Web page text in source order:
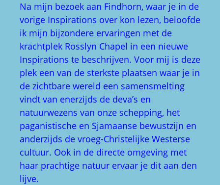
Na mijn bezoek aan Findhorn, waar je in de
vorige Inspirations over kon lezen, beloofde
ik mijn bijzondere ervaringen met de
krachtplek Rosslyn Chapel in een nieuwe
Inspirations te beschrijven. Voor mij is deze
plek een van de sterkste plaatsen waar je in
de zichtbare wereld een samensmelting
vindt van enerzijds de deva’s en
natuurwezens van onze schepping, het
paganistische en Sjamaanse bewustzijn en
anderzijds de vroeg-Christelijke Westerse
cultuur. Ook in de directe omgeving met
haar prachtige natuur ervaar je dit aan den
lijve.